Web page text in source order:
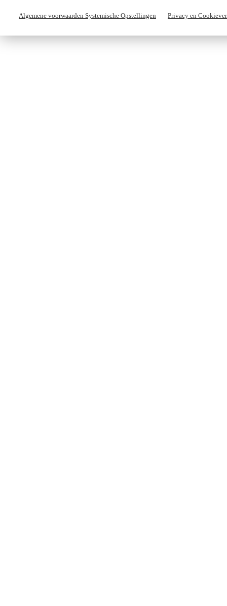
Algemene voorwaarden Systemische Opstellingen Privacy en